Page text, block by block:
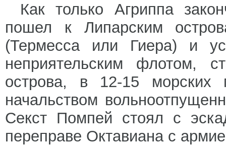
Как только Агриппа
пошел к Липарским
(Термесса или Гиера) и
неприятельским флотом,
острова, в 12-15 морских
начальством
Секст Помпей стоял с
переправе Октавиана с